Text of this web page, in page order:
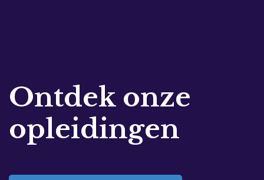
Ontdek onze
opleidingen